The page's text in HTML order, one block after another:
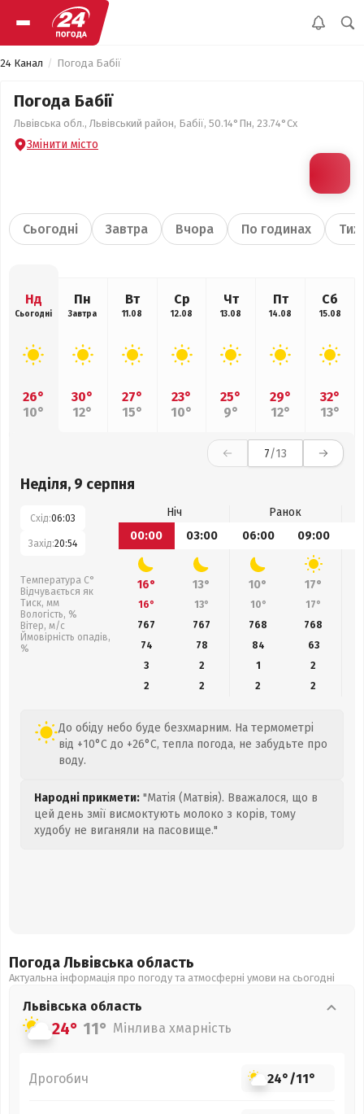
24 Канал Погода Бабії
Погода Бабії
Львівська обл., Львівський район, Бабії, 50.14°Пн, 23.74°Сх
Змінити місто
Сьогодні Завтра Вчора По годинах
Нд
Сьогодні
26°
10°
Пн
Завтра
30°
12°
Вт
11.08
27°
15°
Ср
12.08
23°
10°
Чт
13.08
25°
9°
Пт
14.08
29°
12°
Сб
15.08
32°
13°
7/13
Неділя, 9 серпня
Схід:06:03
Захід:20:54
Температура С°
Відчувається як
Тиск, мм
Вологість, %
Вітер, м/с
Ймовірність опадів,
%
Ніч
Ранок
00:00
03:00 06:00 09:00
16° 13° 10° 17°
16° 13° 10° 17°
767
767 768 768
74
78 84 63
3
2 1
2
2
2 2 2
До обіду небо буде безхмарним. На термометрі
від +10°C до +26°C, тепла погода, не забудьте про
воду.
Народні прикмети: "Матія (Матвія). Вважалося, що в
цей день змії висмоктують молоко з корів, тому
худобу не виганяли на пасовище."
Погода Львівська область
Актуальна інформація про погоду та атмосферні умови на сьогодні
Львівська область
24° 11° Мінлива хмарність
Дрогобич 24°/11°